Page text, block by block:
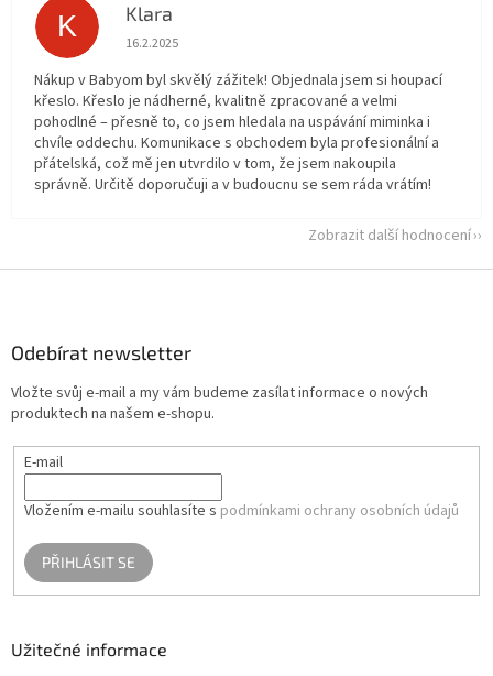
K Klara
Hodnocení obchodu je 5 z 5 hvězdiček.
16.2.2025
Nákup v Babyom byl skvělý zážitek! Objednala jsem si houpací
křeslo. Křeslo je nádherné, kvalitně zpracované a velmi
pohodlné – přesně to, co jsem hledala na uspávání miminka i
chvíle oddechu. Komunikace s obchodem byla profesionální a
přátelská, což mě jen utvrdilo v tom, že jsem nakoupila
správně. Určitě doporučuji a v budoucnu se sem ráda vrátím!
Zobrazit další hodnocení
Odebírat newsletter
Vložte svůj e-mail a my vám budeme zasílat informace o nových
produktech na našem e-shopu.
E-mail
Vložením e-mailu souhlasíte s podmínkami ochrany osobních údajů
PŘIHLÁSIT SE
Užitečné informace